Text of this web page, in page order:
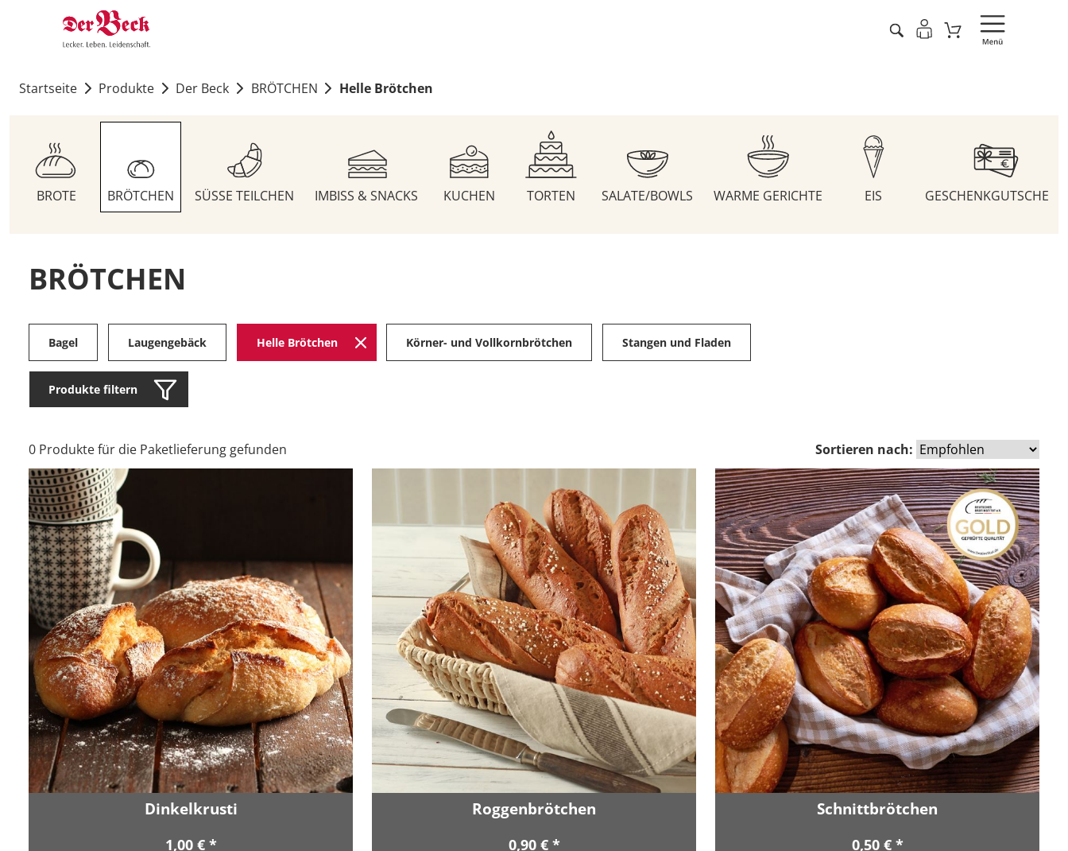
Startseite Produkte Der Beck BRÖTCHEN Helle Brötchen
BROTE BRÖTCHEN SÜSSE TEILCHEN IMBISS & SNACKS KUCHEN TORTEN SALATE/BOWLS WARME GERICHTE EIS GESCHENKGUTSCHEINE
BRÖTCHEN
Bagel Laugengebäck Helle Brötchen Körner- und Vollkornbrötchen Stangen und Fladen
Produkte filtern
0 Produkte für die Paketlieferung gefunden Sortieren nach:
Dinkelkrusti
1,00 € *
Roggenbrötchen
0,90 € *
Schnittbrötchen
0,50 € *